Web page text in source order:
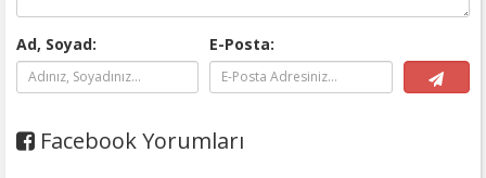
Ad, Soyad: E-Posta:
Facebook Yorumları